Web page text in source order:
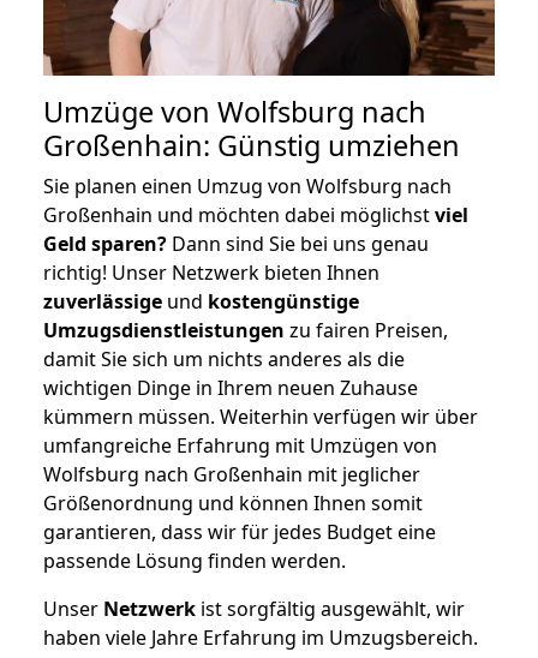
Umzüge von Wolfsburg nach
Großenhain: Günstig umziehen
Sie planen einen Umzug von Wolfsburg nach
Großenhain und möchten dabei möglichstviel
Geld sparen? Dann sind Sie bei uns genau
richtig! Unser Netzwerk bieten Ihnen
zuverlässige und kostengünstige
Umzugsdienstleistungen zu fairen Preisen,
damit Sie sich um nichts anderes als die
wichtigen Dinge in Ihrem neuen Zuhause
kümmern müssen. Weiterhin verfügen wir über
umfangreiche Erfahrung mit Umzügen von
Wolfsburg nach Großenhain mit jeglicher
Größenordnung und können Ihnen somit
garantieren, dass wir für jedes Budget eine
passende Lösung finden werden.
Unser Netzwerk ist sorgfältig ausgewählt, wir
haben viele Jahre Erfahrung im Umzugsbereich.